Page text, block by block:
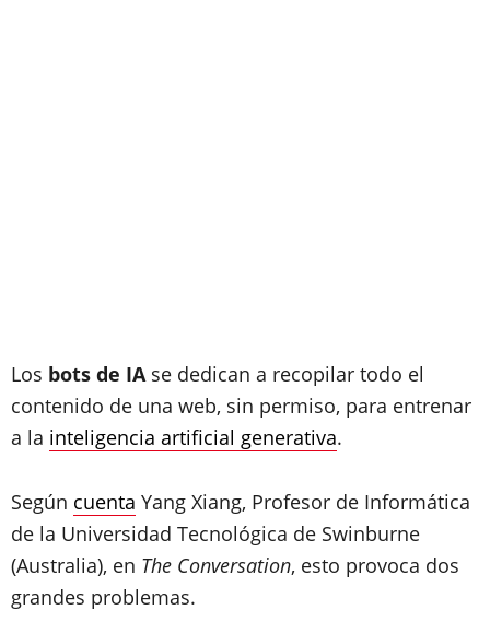
Los bots de IAse dedican a recopilar todo el
contenido de una web, sin permiso, para entrenar
a la inteligencia artificial generativa.
Según cuenta Yang Xiang, Profesor de Informática
de la Universidad Tecnológica de Swinburne
(Australia), en The Conversation, esto provoca dos
grandes problemas.